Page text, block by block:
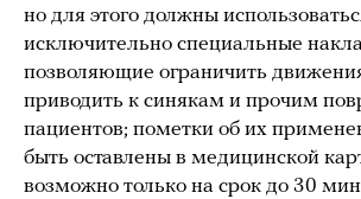
но для этого должны
исключительно специальные
позволяющие ограничить
приводить к синякам и прочим
пациентов; пометки об их
быть оставлены в медицинской
возможно только на срок до 30